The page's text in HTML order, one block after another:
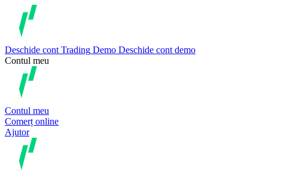
Deschide cont Trading Demo Deschide cont demo
Contul meu
Contul meu
Comerț online
Ajutor